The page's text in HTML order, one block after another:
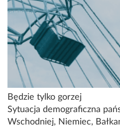
Będzie tylko gorzej
Sytuacja demograficzna
Wschodniej, Niemiec,